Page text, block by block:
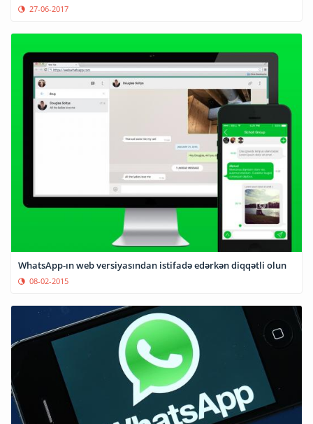
27-06-2017
WhatsApp-ın web versiyasından istifadə edərkən diqqətli olun
08-02-2015